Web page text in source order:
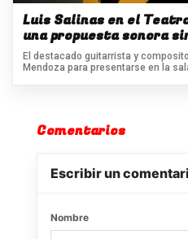
Luis Salinas en el
una propuesta sonora
El destacado guitarrista y
Mendoza para presentarse en la
Comentarios
Escribir un
Nombre